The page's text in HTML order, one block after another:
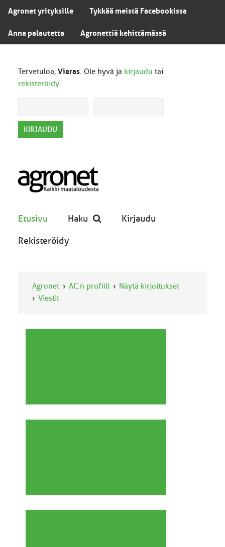
Agronet yrityksille Tykkää meistä Facebookissa
Anna palautetta Agronettiä kehittämässä
Tervetuloa, Vieras. Ole hyvä ja kirjaudu tai
rekisteröidy.
Etusivu Haku Kirjaudu
Rekisteröidy
Agronet AC:n profiili
Näytä kirjoitukset
Viestit